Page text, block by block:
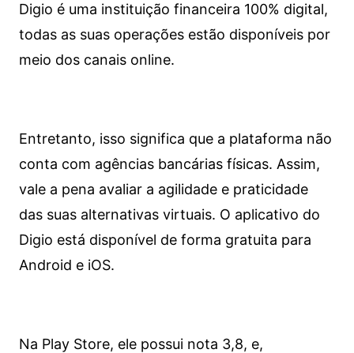
Digio é uma instituição financeira 100% digital,
todas as suas operações estão disponíveis por
meio dos canais online.
Entretanto, isso significa que a plataforma não
conta com agências bancárias físicas. Assim,
vale a pena avaliar a agilidade e praticidade
das suas alternativas virtuais. O aplicativo do
Digio está disponível de forma gratuita para
Android e iOS.
Na Play Store, ele possui nota 3,8, e,